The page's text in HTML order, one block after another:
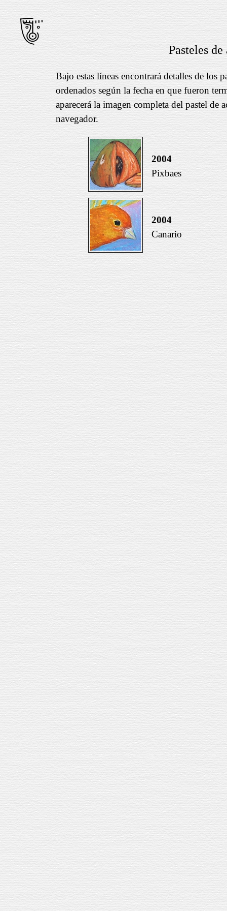
Pasteles de
Bajo estas líneas encontrará detalles de los
ordenados según la fecha en que fueron
aparecerá la imagen completa del pastel de
navegador.
2004
Pixbaes
2004
Canario